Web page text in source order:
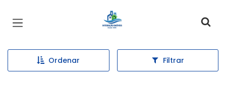
Página inicial
Ordenar Filtrar